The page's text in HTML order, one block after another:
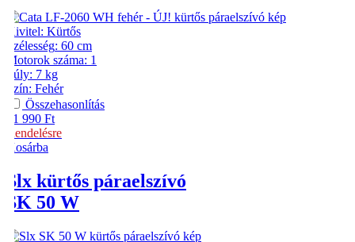
Kivitel: Kürtős
Szélesség: 60 cm
Motorok száma: 1
Súly: 7 kg
Szín: Fehér
Összehasonlítás
21 990 Ft
Rendelésre
Kosárba
Slx kürtős páraelszívó
SK 50 W